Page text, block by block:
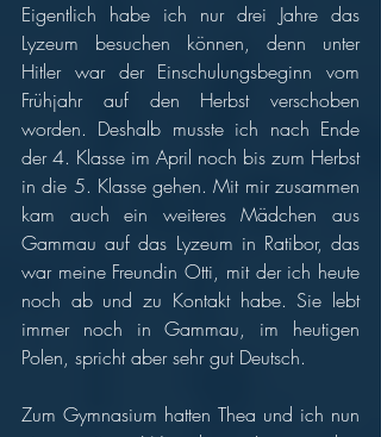
Eigentlich habe ich nur drei Jahre das
Lyzeum besuchen können, denn unter
Hitler war der Einschulungsbeginn vom
Frühjahr auf den Herbst verschoben
worden. Deshalb musste ich nach Ende
der 4. Klasse im April noch bis zum Herbst
in die 5. Klasse gehen. Mit mir zusammen
kam auch ein weiteres Mädchen aus
Gammau auf das Lyzeum in Ratibor, das
war meine Freundin Otti, mit der ich heute
noch ab und zu Kontakt habe. Sie lebt
immer noch in Gammau, im heutigen
Polen, spricht aber sehr gut Deutsch.
Zum Gymnasium hatten Thea und ich nun